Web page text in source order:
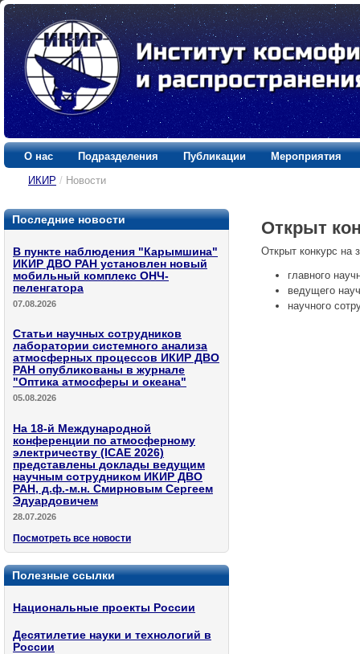
О нас Подразделения Публикации
Мероприятия
ИКИР / Новости
Последние новости
В пункте наблюдения "Карымшина"
ИКИР ДВО РАН установлен новый
мобильный комплекс ОНЧ-
пеленгатора
07.08.2026
Статьи научных сотрудников
лаборатории системного анализа
атмосферных процессов ИКИР ДВО
РАН опубликованы в журнале
"Оптика атмосферы и океана"
05.08.2026
На 18-й Международной
конференции по атмосферному
электричеству (ICAE 2026)
представлены доклады ведущим
научным сотрудником ИКИР ДВО
РАН, д.ф.-м.н. Смирновым Сергеем
Эдуардовичем
28.07.2026
Посмотреть все новости
Полезные ссылки
Национальные проекты России
Десятилетие науки и технологий в
России
Открыт
Открыт конкурс на
главного
ведущего
научного